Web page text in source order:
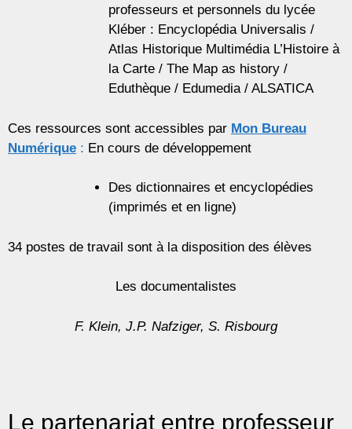
professeurs et personnels du lycée
Kléber : Encyclopédia Universalis /
Atlas Historique Multimédia L’Histoire à
la Carte / The Map as history /
Eduthèque / Edumedia / ALSATICA
Ces ressources sont accessibles par Mon Bureau
Numérique : En cours de développement
Des dictionnaires et encyclopédies
(imprimés et en ligne)
34 postes de travail sont à la disposition des élèves
Les documentalistes
F. Klein, J.P. Nafziger, S. Risbourg
Le partenariat entre professeur